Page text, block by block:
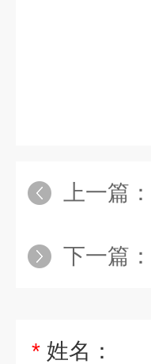
上一篇：
下一篇：
* 姓名：